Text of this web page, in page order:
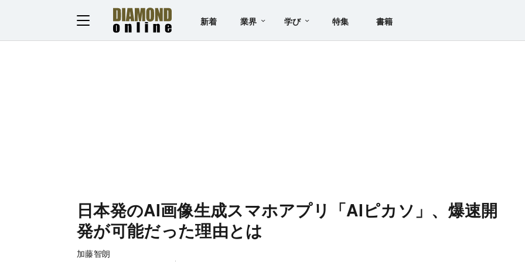
新着 業界 学び 特集 書籍
日本発のAI画像生成スマホアプリ「AIピカソ」、爆速開
発が可能だった理由とは
加藤智朗